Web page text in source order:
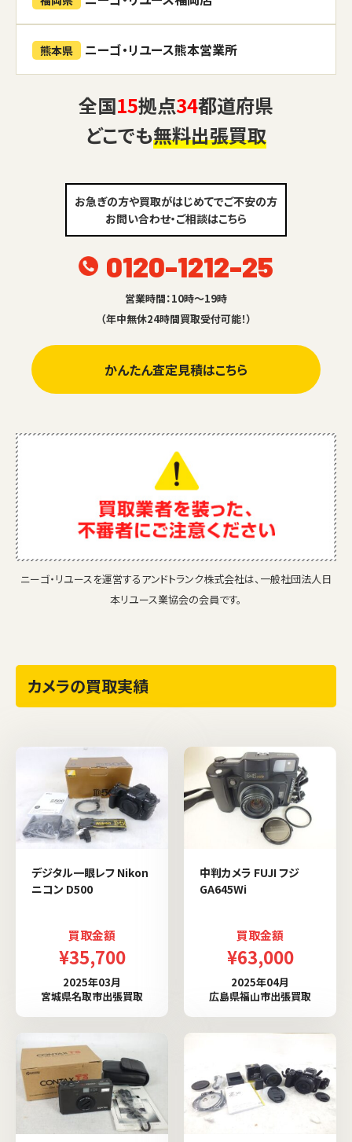
熊本県 ニーゴ・リユース熊本営業所
全国15拠点34都道府県
どこでも無料出張買取
お急ぎの方や買取がはじめてでご不安の方
お問い合わせ・ご相談はこちら
0120-1212-25
営業時間：10時～19時
（年中無休24時間買取受付可能！）
かんたん査定見積はこちら
ニーゴ・リユースを運営するアンドトランク株式会社は、一般社団法人日
本リユース業協会の会員です。
カメラの買取実績
デジタル一眼レフ Nikon
ニコン D500
買取金額
¥35,700
2025年03月
宮城県名取市出張買取
中判カメラ FUJI フジ
GA645Wi
買取金額
¥63,000
2025年04月
広島県福山市出張買取